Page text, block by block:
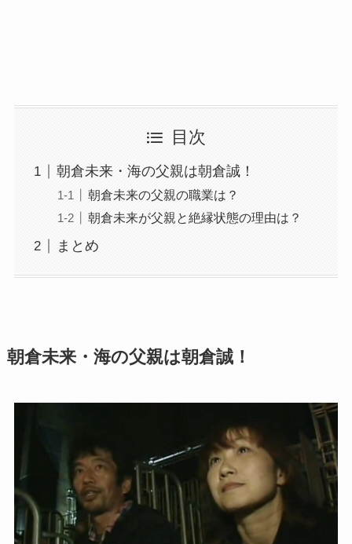
目次
朝倉未来・海の父親は朝倉誠！
朝倉未来の父親の職業は？
朝倉未来が父親と絶縁状態の理由は？
まとめ
朝倉未来・海の父親は朝倉誠！